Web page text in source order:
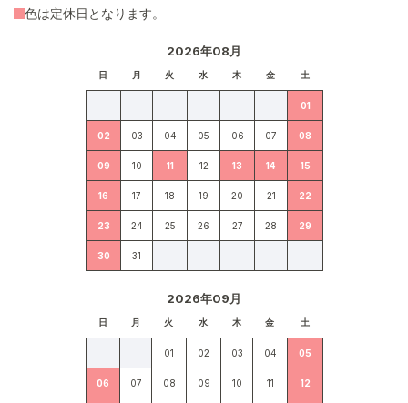
2026年08月
日 月 火 水 木 金 土
01
02 03 04 05 06 07 08
09 10 11 12 13 14 15
16 17 18 19 20 21 22
23 24 25 26 27 28 29
30 31
2026年09月
日 月 火 水 木 金 土
01 02 03 04 05
06 07 08 09 10 11 12
色は定休日となります。